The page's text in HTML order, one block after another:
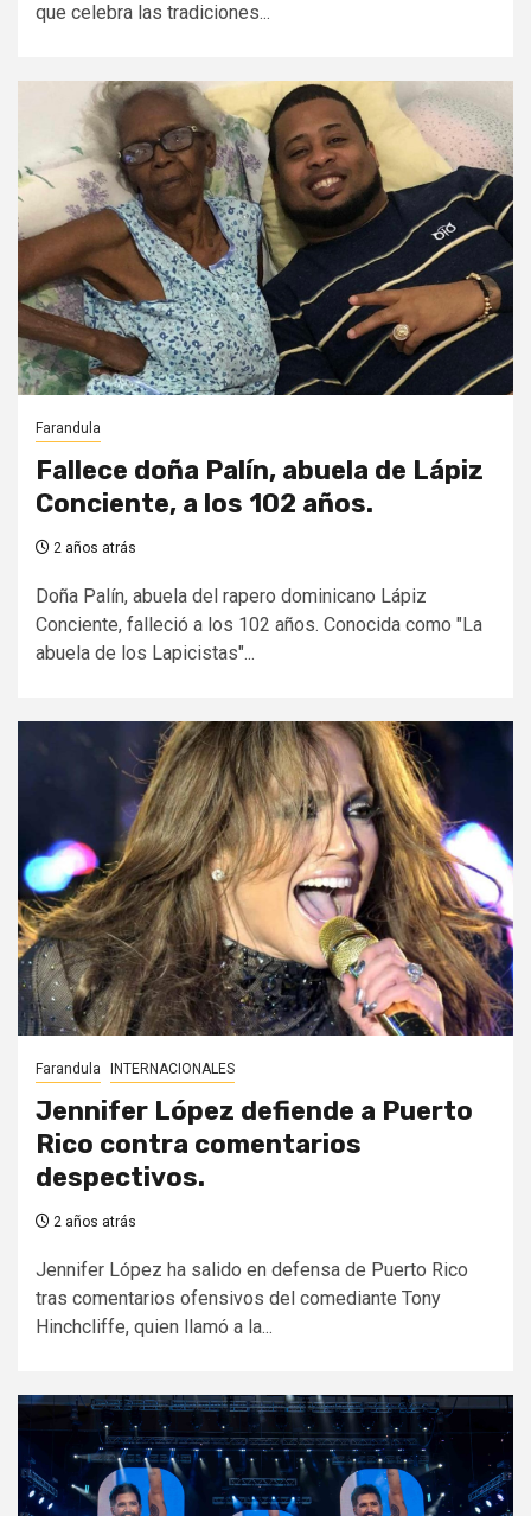
que celebra las tradiciones...
Farandula
Fallece doña Palín, abuela de Lápiz
Conciente, a los 102 años.
2 años atrás
Doña Palín, abuela del rapero dominicano Lápiz
Conciente, falleció a los 102 años. Conocida como "La
abuela de los Lapicistas"...
Farandula INTERNACIONALES
Jennifer López defiende a Puerto
Rico contra comentarios
despectivos.
2 años atrás
Jennifer López ha salido en defensa de Puerto Rico
tras comentarios ofensivos del comediante Tony
Hinchcliffe, quien llamó a la...